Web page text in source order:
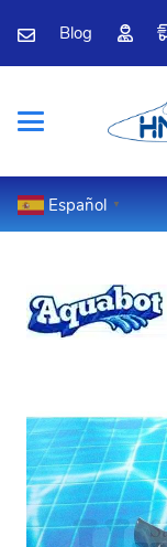
Blog
Español ▼